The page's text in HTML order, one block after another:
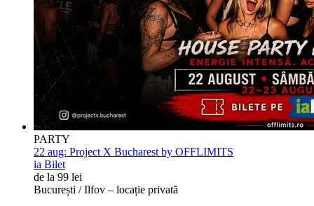
PARTY
22 aug: Project X Bucharest by OFFLIMITS
ia Bilet
de la 99 lei
București / Ilfov – locație privată